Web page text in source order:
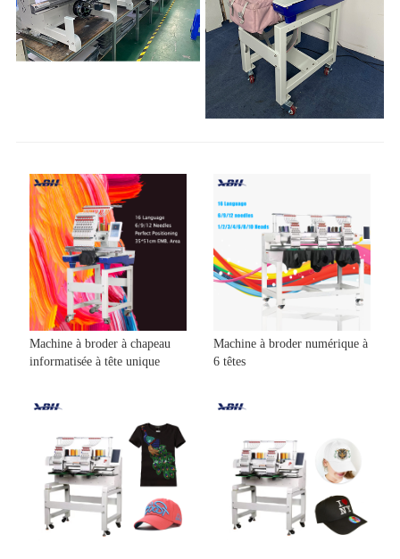
Machine à broder à chapeau
informatisée à tête unique
Machine à broder numérique à
6 têtes